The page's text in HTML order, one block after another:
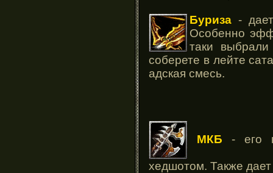
Буриза -
Особенно
таки
соберете в лейте
адская смесь.
МКБ - его
хедшотом. Также дает